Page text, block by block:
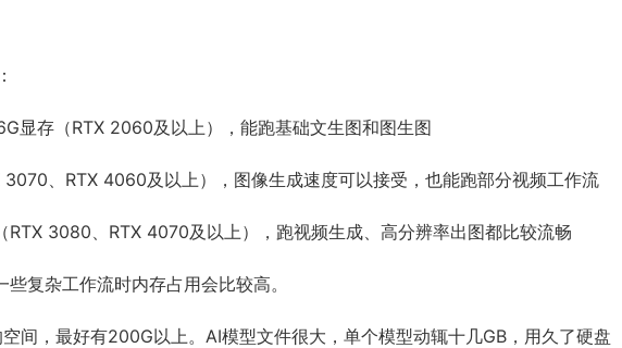
显存（RTX 2060及以上），能跑基础文生图和图生图
3070、RTX 4060及以上），图像生成速度可以接受，也能跑部分视频工作流
RTX 3080、RTX 4070及以上），跑视频生成、高分辨率出图都比较流畅
复杂工作流时内存占用会比较高。
间，最好有200G以上。AI模型文件很大，单个模型动辄十几GB，用久了硬盘